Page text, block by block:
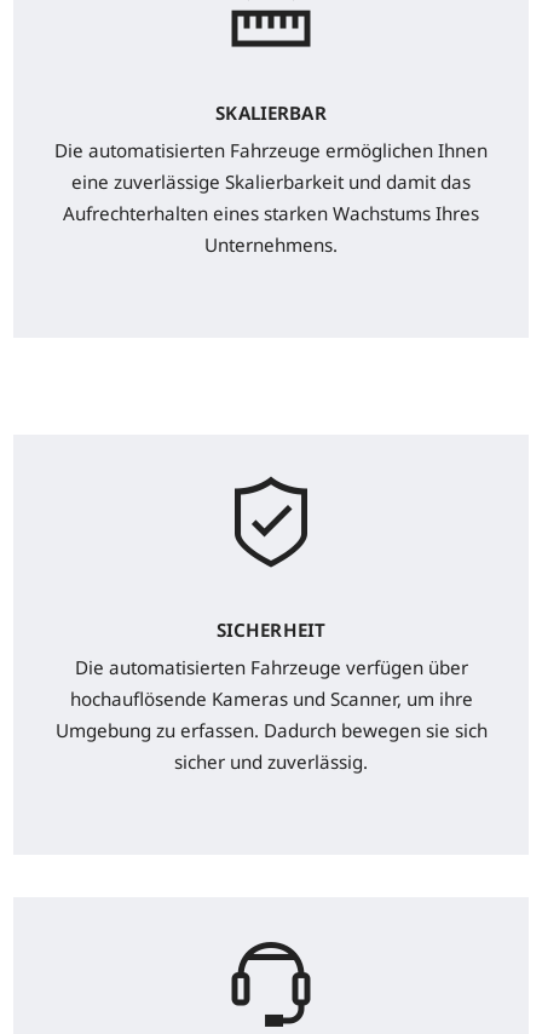
SKALIERBAR
Die automatisierten Fahrzeuge ermöglichen Ihnen
eine zuverlässige Skalierbarkeit und damit das
Aufrechterhalten eines starken Wachstums Ihres
Unternehmens.
SICHERHEIT
Die automatisierten Fahrzeuge verfügen über
hochauflösende Kameras und Scanner, um ihre
Umgebung zu erfassen. Dadurch bewegen sie sich
sicher und zuverlässig.